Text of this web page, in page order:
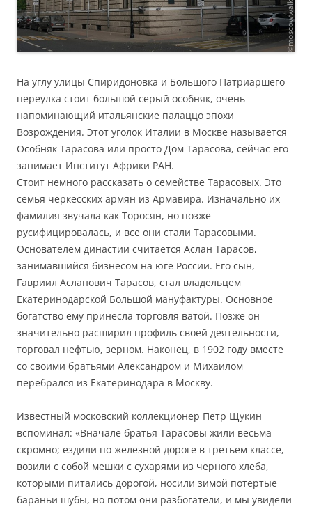
На углу улицы Спиридоновка и Большого Патриаршего
переулка стоит большой серый особняк, очень
напоминающий итальянские палаццо эпохи
Возрождения. Этот уголок Италии в Москве называется
Особняк Тарасова или просто Дом Тарасова, сейчас его
занимает Институт Африки РАН.
Стоит немного рассказать о семействе Тарасовых. Это
семья черкесских армян из Армавира. Изначально их
фамилия звучала как Торосян, но позже
русифицировалась, и все они стали Тарасовыми.
Основателем династии считается Аслан Тарасов,
занимавшийся бизнесом на юге России. Его сын,
Гавриил Асланович Тарасов, стал владельцем
Екатеринодарской Большой мануфактуры. Основное
богатство ему принесла торговля ватой. Позже он
значительно расширил профиль своей деятельности,
торговал нефтью, зерном. Наконец, в 1902 году вместе
со своими братьями Александром и Михаилом
перебрался из Екатеринодара в Москву.
Известный московский коллекционер Петр Щукин
вспоминал: «Вначале братья Тарасовы жили весьма
скромно; ездили по железной дороге в третьем классе,
возили с собой мешки с сухарями из черного хлеба,
которыми питались дорогой, носили зимой потертые
бараньи шубы, но потом они разбогатели, и мы увидели